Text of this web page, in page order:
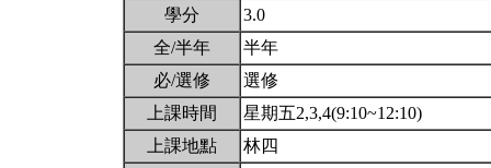
學分
3.0
全/半年
半年
必/選修
選修
上課時間
星期五2,3,4(9:10~12:10)
上課地點
林四